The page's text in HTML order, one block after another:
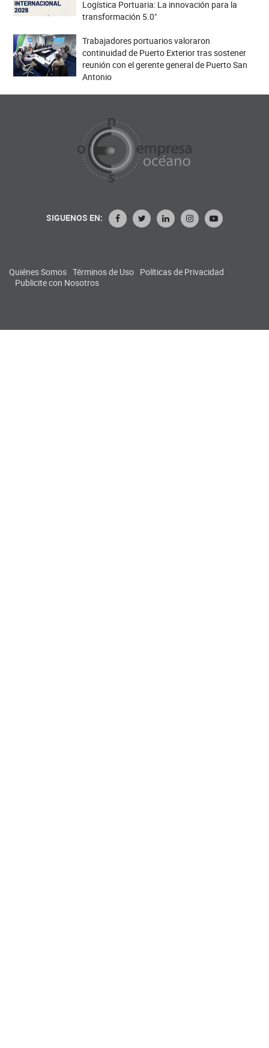
Logística Portuaria: La innovación para la
transformación 5.0"
Trabajadores portuarios valoraron
continuidad de Puerto Exterior tras sostener
reunión con el gerente general de Puerto San
Antonio
SIGUENOS EN:
Quiénes Somos Términos de Uso Políticas de Privacidad
Publicite con Nosotros